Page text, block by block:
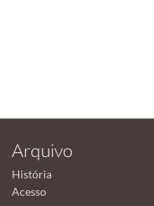
Arquivo
História
Acesso